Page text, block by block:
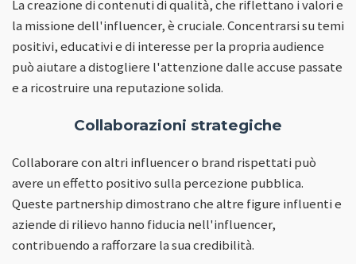
La creazione di contenuti di qualità, che riflettano i valori e
la missione dell'influencer, è cruciale. Concentrarsi su temi
positivi, educativi e di interesse per la propria audience
può aiutare a distogliere l'attenzione dalle accuse passate
e a ricostruire una reputazione solida.
Collaborazioni strategiche
Collaborare con altri influencer o brand rispettati può
avere un effetto positivo sulla percezione pubblica.
Queste partnership dimostrano che altre figure influenti e
aziende di rilievo hanno fiducia nell'influencer,
contribuendo a rafforzare la sua credibilità.